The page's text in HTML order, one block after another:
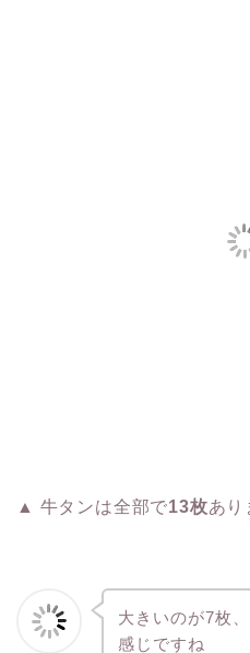
▲ 牛タンは全部で13枚あり
大きいのが7枚
感じですね